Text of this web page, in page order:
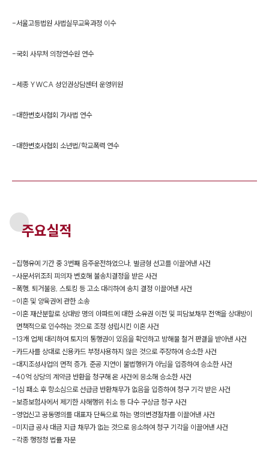
-서울고등법원 사법실무교육과정 이수
-국회 사무처 의정연수원 연수
-세종 YWCA 성인권상담센터 운영위원
-대한변호사협회 가사법 연수
-대한변호사협회 소년법/학교폭력 연수
주요실적
-집행유예 기간 중 3번째 음주운전하였으나, 벌금형 선고를 이끌어낸 사건
-사문서위조죄 피의자 변호해 불송치결정을 받은 사건
-폭행, 퇴거불응, 스토킹 등 고소 대리하여 송치 결정 이끌어낸 사건
-이혼 및 양육권에 관한 소송
-이혼 재산분할로 상대방 명의 아파트에 대한 소유권 이전 및 피담보채무 전액을 상대방이
면책적으로 인수하는 것으로 조정 성립시킨 이혼 사건
-13개 업체 대리하여 토지의 통행권이 있음을 확인하고 방해물 철거 판결을 받아낸 사건
-카드사를 상대로 신용카드 부정사용하지 않은 것으로 주장하여 승소한 사건
-대지조성사업의 면적 증가, 준공 지연이 불법행위가 아님을 입증하여 승소한 사건
-40억 상당의 계약금 반환을 청구해 온 사건에 응소해 승소한 사건
-1심 패소 후 항소심으로 선급금 반환채무가 없음을 입증하여 청구 기각 받은 사건
-보증보험사에서 제기한 사해행위 취소 등 다수 구상금 청구 사건
-영업신고 공동명의를 대표자 단독으로 하는 명의변경절차를 이끌어낸 사건
-미지급 공사 대금 지급 채무가 없는 것으로 응소하여 청구 기각을 이끌어낸 사건
-각종 행정청 법률 자문